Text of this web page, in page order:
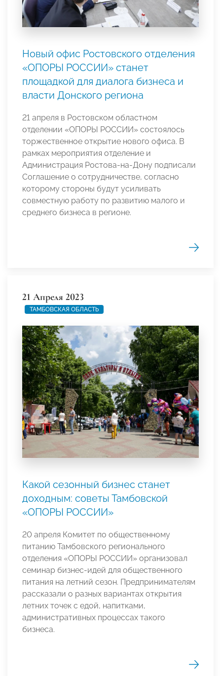
Новый офис Ростовского отделения
«ОПОРЫ РОССИИ» станет
площадкой для диалога бизнеса и
власти Донского региона
21 апреля в Ростовском областном
отделении «ОПОРЫ РОССИИ» состоялось
торжественное открытие нового офиса. В
рамках мероприятия отделение и
Администрация Ростова-на-Дону подписали
Соглашение о сотрудничестве, согласно
которому стороны будут усиливать
совместную работу по развитию малого и
среднего бизнеса в регионе.
21 Апреля 2023
ТАМБОВСКАЯ ОБЛАСТЬ
Какой сезонный бизнес станет
доходным: советы Тамбовской
«ОПОРЫ РОССИИ»
20 апреля Комитет по общественному
питанию Тамбовского регионального
отделения «ОПОРЫ РОССИИ» организовал
семинар бизнес-идей для общественного
питания на летний сезон. Предпринимателям
рассказали о разных вариантах открытия
летних точек с едой, напитками,
административных процессах такого
бизнеса.